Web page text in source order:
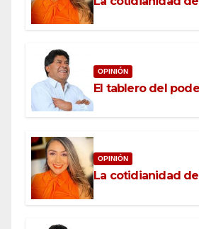
OPINIÓN
El tablero del
OPINIÓN
La cotidianidad